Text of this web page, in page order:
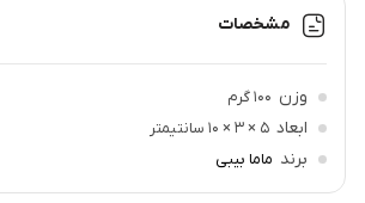
مشخصات
وزن 100 گرم
ابعاد 5 × 3 × 10 سانتیمتر
برند ماما بیبی
رایحه ملایم